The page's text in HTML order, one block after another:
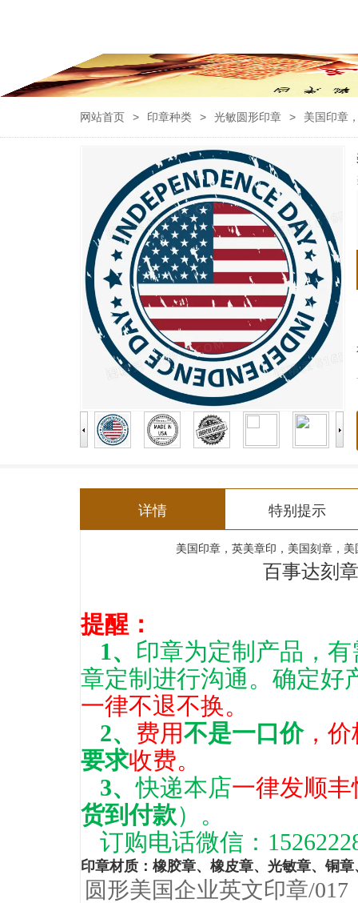
网站首页 > 印章种类 > 光敏圆形印章 > 美国印章
详情 特别提示
美国印章 ， 英美章印 ， 美国刻章 ， 美
百事达刻
提醒：
1、 印章为定制产品，
章定制进行沟通。确定好
一律不退不换。
2、 费用不是一口价，价
要求收费。
3、快递本店一律发顺丰
货到付款）。
订购电话微信：
印章材质 ： 橡胶章、 橡皮章、 光敏章、铜章
圆形美国企业英文印章/017